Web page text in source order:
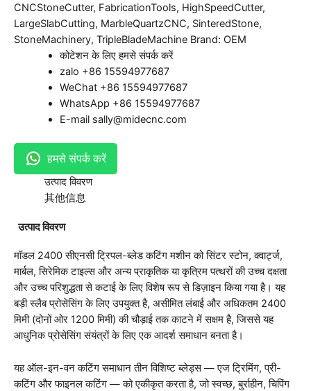
CNCStoneCutter, FabricationTools, HighSpeedCutter,
LargeSlabCutting, MarbleQuartzCNC, SinteredStone,
StoneMachinery, TripleBladeMachine Brand: OEM
कोटेशन के लिए हमसे संपर्क करें
zalo +86 15594977687
WeChat +86 15594977687
WhatsApp +86 15594977687
E-mail sally@midecnc.com
हमसे संपर्क करें
उत्पाद विवरण
其他信息
उत्पाद विवरण
मॉडल 2400 सीएनसी ट्रिपल-ब्लेड कटिंग मशीन को सिंटर स्टोन, क्वार्ट्ज,
मार्बल, सिरेमिक टाइल्स और अन्य प्राकृतिक या कृत्रिम पत्थरों की उच्च दक्षता
और उच्च परिशुद्धता से कटाई के लिए विशेष रूप से डिज़ाइन किया गया है। यह
बड़ी स्लैब प्रोसेसिंग के लिए उपयुक्त है, असीमित लंबाई और अधिकतम 2400
मिमी (दोनों ओर 1200 मिमी) की चौड़ाई तक काटने में सक्षम है, जिससे यह
आधुनिक प्रोसेसिंग संयंत्रों के लिए एक आदर्श समाधान बनता है।
यह ऑल-इन-वन कटिंग समाधान तीन विशिष्ट ब्लेड्स — एज ट्रिमिंग, प्री-
कटिंग और फाइनल कटिंग — को एकीकृत करता है, जो स्वच्छ, बुर्राहीन, चिपिंग